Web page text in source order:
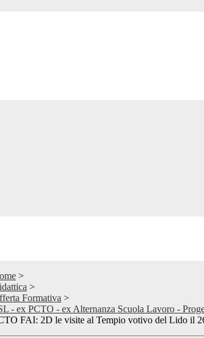
>
>
Formativa >
- ex PCTO - ex Alternanza Scuola Lavoro -
FAI: 2D le visite al Tempio votivo del Lido il